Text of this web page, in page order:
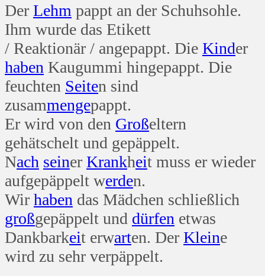
Der Lehm pappt an der Schuhsohle.
Ihm wurde das Etikett
/ Reaktionär / angepappt. Die Kinder
haben Kaugummi hingepappt. Die
feuchten Seiten sind
zusammengepappt.
Er wird von den Großeltern
gehätschelt und gepäppelt.
Nach seiner Krankheit muss er wieder
aufgepäppelt werden.
Wir haben das Mädchen schließlich
großgepäppelt und dürfen etwas
Dankbarkeit erwarten. Der Kleine
wird zu sehr verpäppelt.